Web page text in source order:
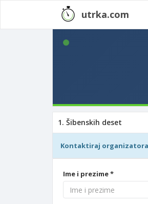
utrka.com
1. Šibenskih deset
Kontaktiraj organizatora
Ime i prezime *